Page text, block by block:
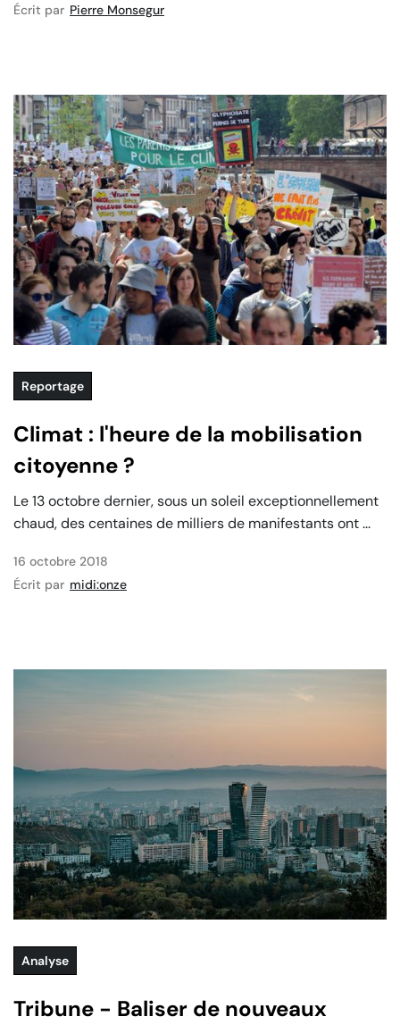
Écrit par Pierre Monsegur
Reportage
Climat : l'heure de la mobilisation
citoyenne ?
Le 13 octobre dernier, sous un soleil exceptionnellement
chaud, des centaines de milliers de manifestants ont ...
16 octobre 2018
Écrit par midi:onze
Analyse
Tribune - Baliser de nouveaux